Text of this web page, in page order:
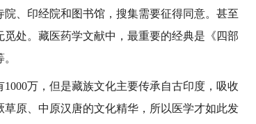
、印经院和图书馆，搜集需要征得同意。甚至
处。藏医药学文献中，最重要的经典是《四部
万，但是藏族文化主要传承自古印度，吸收
原、中原汉唐的文化精华，所以医学才如此发